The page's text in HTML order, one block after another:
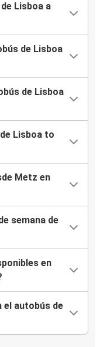
Lisboa a
de Lisboa
de Lisboa
Lisboa to
Metz en
semana de
en
el autobús de